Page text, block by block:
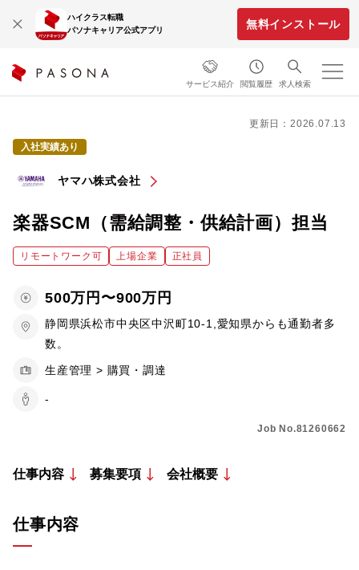
ハイクラス転職
パソナキャリア公式アプリ
無料インストール
サービス紹介 閲覧履歴 求人検索
更新日：2026.07.13
入社実績あり
ヤマハ株式会社
楽器SCM（需給調整・供給計画）担当
リモートワーク可 上場企業 正社員
500万円〜900万円
静岡県浜松市中央区中沢町10-1,愛知県からも通勤者多
数。
生産管理 > 購買・調達
-
Job No.81260662
仕事内容 募集要項 会社概要
仕事内容